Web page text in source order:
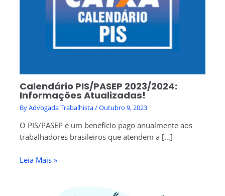
Calendário PIS/PASEP 2023/2024:
Informações Atualizadas!
ByAdvogada Trabalhista/Outubro 9, 2023
O PIS/PASEP é um benefício pago anualmente aos
trabalhadores brasileiros que atendem a […]
Leia Mais »